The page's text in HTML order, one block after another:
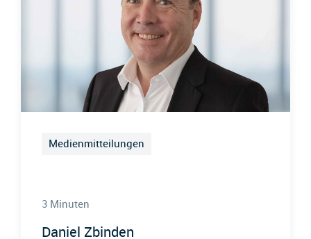
Medienmitteilungen
3 Minuten
Daniel Zbinden